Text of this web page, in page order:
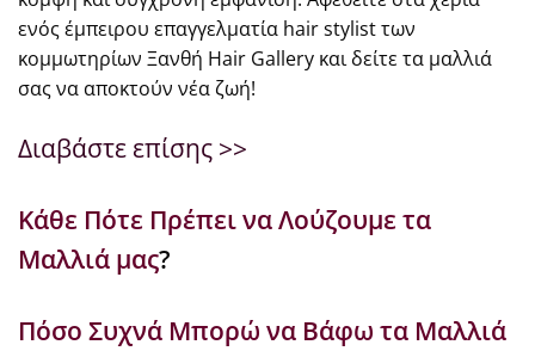
ενός έμπειρου επαγγελματία hair stylist των
κομμωτηρίων Ξανθή Hair Gallery και δείτε τα μαλλιά
σας να αποκτούν νέα ζωή!
Διαβάστε επίσης >>
Κάθε Πότε Πρέπει να Λούζουμε τα
Μαλλιά μας?
Πόσο Συχνά Μπορώ να Βάφω τα Μαλλιά